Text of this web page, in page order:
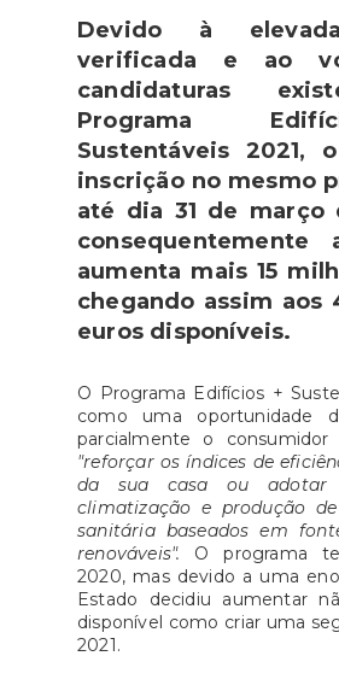
Devido à
verificada e ao
candidaturas
Programa
Sustentáveis 2021,
inscrição no mesmo
até dia 31 de março
consequentemente
aumenta mais 15
chegando assim aos
euros disponíveis.
O Programa Edifícios +
como uma oportunidade
parcialmente o consumidor
"reforçar os índices de
da sua casa ou adotar
climatização e produção
sanitária baseados em
renováveis". O programa
2020, mas devido a uma
Estado decidiu aumentar
disponível como criar uma
2021.